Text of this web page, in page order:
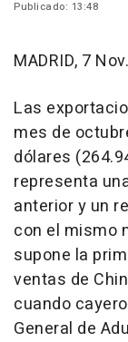
Publicado: 13:48
MADRID, 7
Las
mes de
dólares
representa
anterior y un
con el mismo
supone la
ventas de
cuando
General de